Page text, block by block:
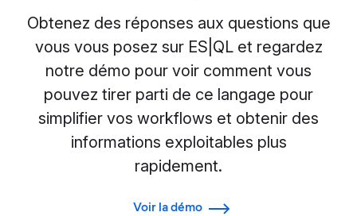
Obtenez des réponses aux questions que
vous vous posez sur ES|QL et regardez
notre démo pour voir comment vous
pouvez tirer parti de ce langage pour
simplifier vos workflows et obtenir des
informations exploitables plus
rapidement.
Voir la démo